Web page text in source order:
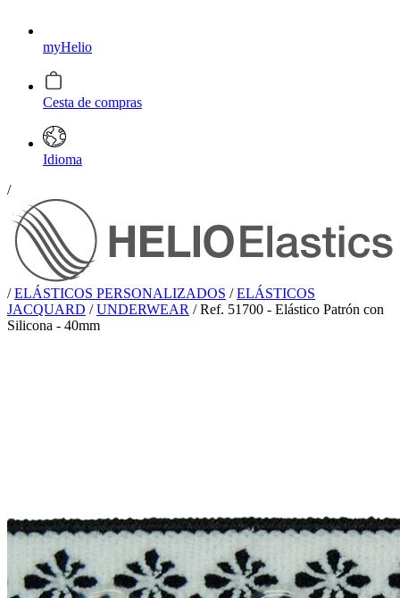
myHelio
Cesta de compras
Idioma
/
/ ELÁSTICOS PERSONALIZADOS / ELÁSTICOS
JACQUARD / UNDERWEAR / Ref. 51700 - Elástico Patrón con
Silicona - 40mm